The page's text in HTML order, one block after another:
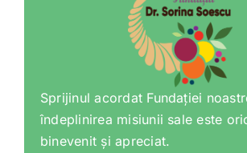
Sprijinul acordat Fundației
îndeplinirea misiunii sale este
binevenit și apreciat.